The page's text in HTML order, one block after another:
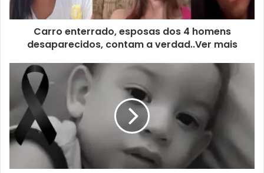
Carro enterrado, esposas dos 4 homens
desaparecidos, contam a verdad..Ver mais